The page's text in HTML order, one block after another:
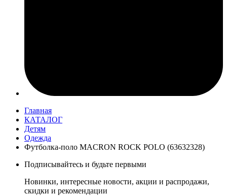
Главная
КАТАЛОГ
Детям
Одежда
Футболка-поло MACRON ROCK POLO (63632328)
Подписывайтесь и будьте первыми
Новинки, интересные новости, акции и распродажи,
скидки и рекомендации